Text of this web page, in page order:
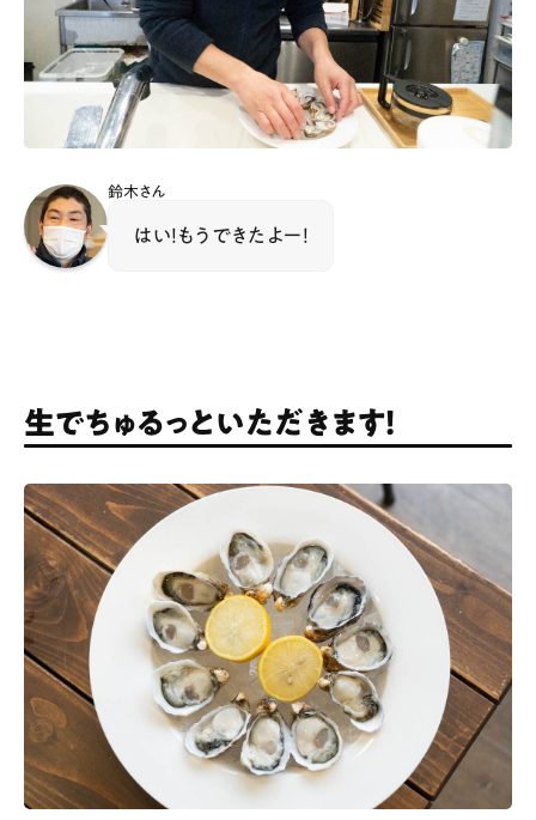
鈴木さん
はい！もうできたよー！
生でちゅるっといただきます！